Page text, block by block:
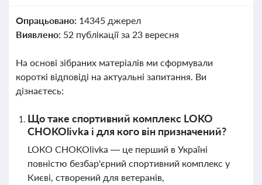
Опрацьовано: 14345 джерел
Виявлено: 52 публікації за 23 вересня
На основі зібраних матеріалів ми сформували
короткі відповіді на актуальні запитання. Ви
дізнаєтесь:
Що таке спортивний комплекс LOKO
CHOKOlivka і для кого він призначений?
LOKO CHOKOlivka — це перший в Україні
повністю безбар'єрний спортивний комплекс у
Києві, створений для ветеранів,